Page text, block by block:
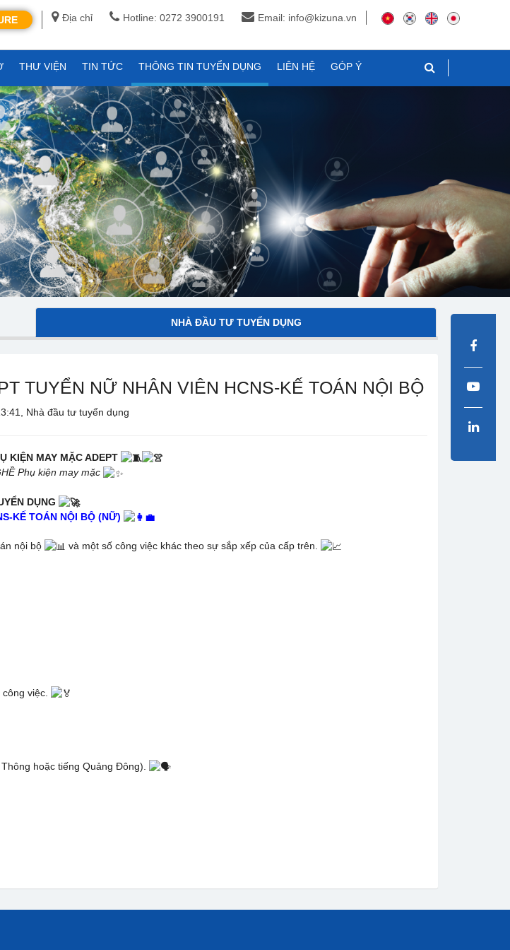
Địa chỉ Hotline: 0272 3900191 Email: info@kizuna.vn
THƯ VIỆN TIN TỨC THÔNG TIN TUYỂN DỤNG LIÊN HỆ GÓP Ý
NHÀ ĐẦU TƯ TUYỂN DỤNG
TUYỂN NỮ NHÂN VIÊN HCNS-KẾ TOÁN NỘI BỘ
Nhà đầu tư tuyển dụng
KIỆN MAY MẶC ADEPT
Phụ kiện may mặc
DỤNG
KẾ TOÁN NỘI BỘ (NỮ)
nội bộ và một số công việc khác theo sự sắp xếp của cấp trên.
việc.
hoặc tiếng Quảng Đông).